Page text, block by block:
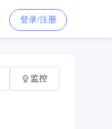
登录/注册
监控